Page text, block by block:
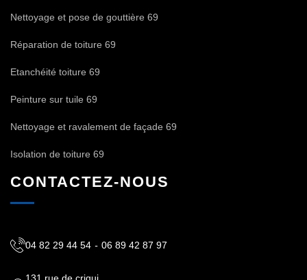
Nettoyage et pose de gouttière 69
Réparation de toiture 69
Etanchéité toiture 69
Peinture sur tuile 69
Nettoyage et ravalement de façade 69
Isolation de toiture 69
CONTACTEZ-NOUS
04 82 29 44 54 - 06 89 42 87 97
131 rue de criqui